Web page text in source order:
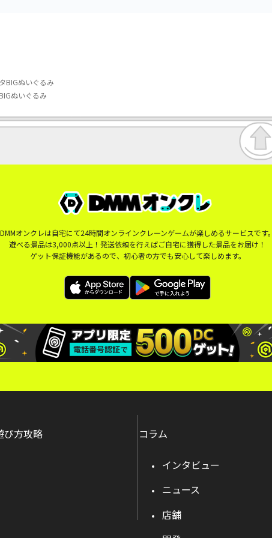
BIGぬいぐるみ
ぬいぐるみ
DMMオンクレは自宅にて24時間オンラインクレーンゲームが楽しめるサービスです
遊べる景品は3,000点以上！発送依頼を行えばご自宅に獲得した景品をお届け！
ゲット保証機能があるので、初心者の方でも安心して楽しめます。
び方攻略 コラム
インタビュー
ニュース
店舗